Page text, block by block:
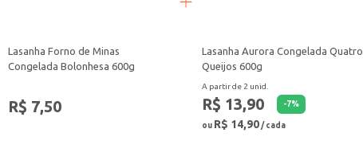
Lasanha Forno de Minas
Congelada Bolonhesa 600g
R$ 7,50
Lasanha Aurora Congelada Quatro
Queijos 600g
A partir de 2 unid.
R$ 13,90 -7%
ou R$ 14,90/ cada